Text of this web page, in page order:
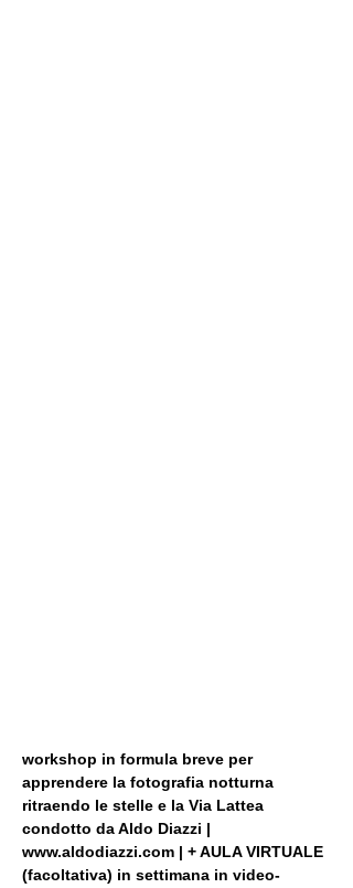
workshop in formula breve per
apprendere la fotografia notturna
ritraendo le stelle e la Via Lattea
condotto da Aldo Diazzi |
www.aldodiazzi.com | + AULA VIRTUALE
(facoltativa) in settimana in video-